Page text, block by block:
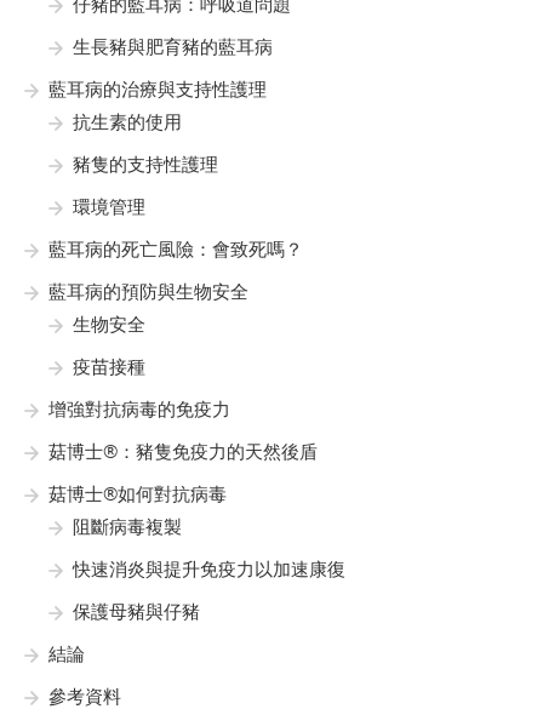
生長豬與肥育豬的藍耳病
藍耳病的治療與支持性護理
抗生素的使用
豬隻的支持性護理
環境管理
藍耳病的死亡風險：會致死嗎？
藍耳病的預防與生物安全
生物安全
疫苗接種
增強對抗病毒的免疫力
菇博士®：豬隻免疫力的天然後盾
菇博士®如何對抗病毒
阻斷病毒複製
快速消炎與提升免疫力以加速康復
保護母豬與仔豬
結論
參考資料